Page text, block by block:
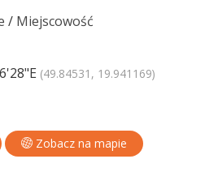
/ Miejscowość
(49.84531, 19.941169)
Zobacz na mapie